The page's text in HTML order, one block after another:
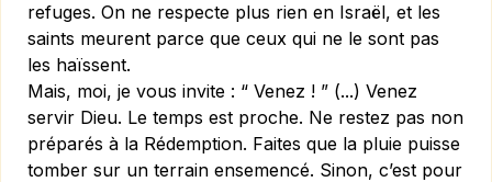
refuges. On ne respecte plus rien en Israël, et les
saints meurent parce que ceux qui ne le sont pas
les haïssent.
Mais, moi, je vous invite : “ Venez ! ” (...) Venez
servir Dieu. Le temps est proche. Ne restez pas non
préparés à la Rédemption. Faites que la pluie puisse
tomber sur un terrain ensemencé. Sinon, c’est pour